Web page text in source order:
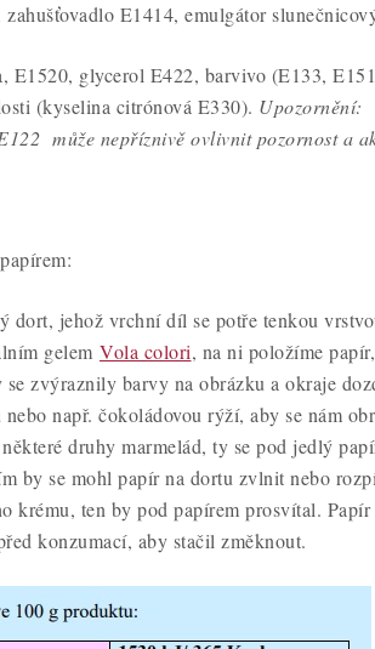
E1414, emulgátor
E1520, glycerol E422, barvivo (E133,
(kyselina citrónová E330). Upozornění:
může nepříznivě ovlivnit pozornost a
dort, jehož vrchní díl se potře tenkou
gelem Vola colori, na ni položíme
se zvýraznily barvy na obrázku a okraje
např. čokoládovou rýží, aby se nám
druhy marmelád, ty se pod jedlý
by se mohl papír na dortu zvlnit nebo
krému, ten by pod papírem prosvítal. Papír
konzumací, aby stačil změknout.